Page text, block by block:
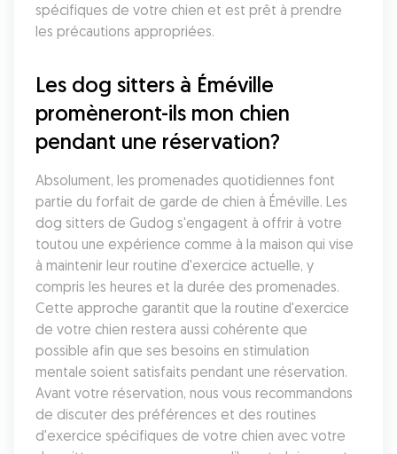
spécifiques de votre chien et est prêt à prendre
les précautions appropriées.
Les dog sitters à Éméville
promèneront-ils mon chien
pendant une réservation?
Absolument, les promenades quotidiennes font
partie du forfait de garde de chien à Éméville. Les
dog sitters de Gudog s'engagent à offrir à votre
toutou une expérience comme à la maison qui vise
à maintenir leur routine d'exercice actuelle, y
compris les heures et la durée des promenades.
Cette approche garantit que la routine d'exercice
de votre chien restera aussi cohérente que
possible afin que ses besoins en stimulation
mentale soient satisfaits pendant une réservation.
Avant votre réservation, nous vous recommandons
de discuter des préférences et des routines
d'exercice spécifiques de votre chien avec votre